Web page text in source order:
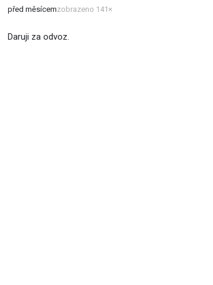
před měsícemzobrazeno 141×
Daruji za odvoz.